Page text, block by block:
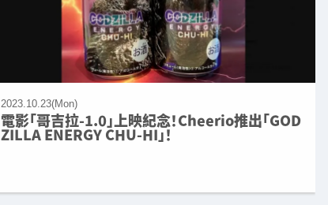
2023.10.23(Mon)
電影「哥吉拉-1.0」上映紀念！Cheerio推出「GOD
ZILLA ENERGY CHU-HI」！